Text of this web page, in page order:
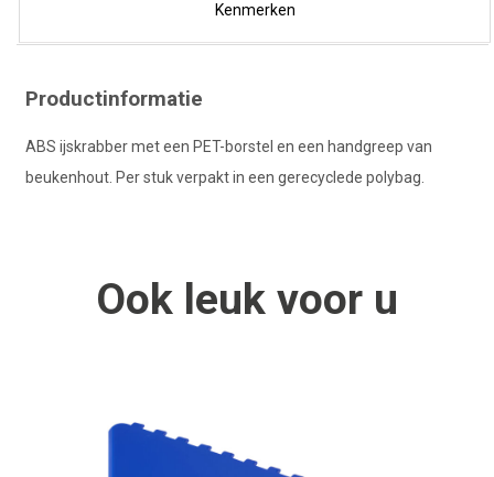
Kenmerken
Productinformatie
ABS ijskrabber met een PET-borstel en een handgreep van
beukenhout. Per stuk verpakt in een gerecyclede polybag.
Ook leuk voor u